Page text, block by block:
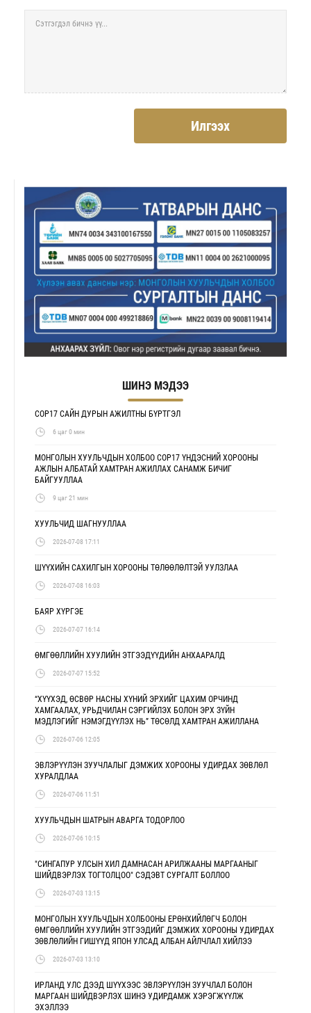
Илгээх
ШИНЭ МЭДЭЭ
COP17 САЙН ДУРЫН АЖИЛТНЫ БҮРТГЭЛ
6 цаг 0 мин
МОНГОЛЫН ХУУЛЬЧДЫН ХОЛБОО COP17 ҮНДЭСНИЙ ХОРООНЫ
АЖЛЫН АЛБАТАЙ ХАМТРАН АЖИЛЛАХ САНАМЖ БИЧИГ
БАЙГУУЛЛАА
9 цаг 21 мин
ХУУЛЬЧИД ШАГНУУЛЛАА
2026-07-08 17:11
ШҮҮХИЙН САХИЛГЫН ХОРООНЫ ТӨЛӨӨЛӨЛТЭЙ УУЛЗЛАА
2026-07-08 16:03
БАЯР ХҮРГЭЕ
2026-07-07 16:14
ӨМГӨӨЛЛИЙН ХУУЛИЙН ЭТГЭЭДҮҮДИЙН АНХААРАЛД
2026-07-07 15:52
“ХҮҮХЭД, ӨСВӨР НАСНЫ ХҮНИЙ ЭРХИЙГ ЦАХИМ ОРЧИНД
ХАМГААЛАХ, УРЬДЧИЛАН СЭРГИЙЛЭХ БОЛОН ЭРХ ЗҮЙН
МЭДЛЭГИЙГ НЭМЭГДҮҮЛЭХ НЬ” ТӨСӨЛД ХАМТРАН АЖИЛЛАНА
2026-07-06 12:05
ЭВЛЭРҮҮЛЭН ЗУУЧЛАЛЫГ ДЭМЖИХ ХОРООНЫ УДИРДАХ ЗӨВЛӨЛ
ХУРАЛДЛАА
2026-07-06 11:51
ХУУЛЬЧДЫН ШАТРЫН АВАРГА ТОДОРЛОО
2026-07-06 10:15
"СИНГАПУР УЛСЫН ХИЛ ДАМНАСАН АРИЛЖААНЫ МАРГААНЫГ
ШИЙДВЭРЛЭХ ТОГТОЛЦОО" СЭДЭВТ СУРГАЛТ БОЛЛОО
2026-07-03 13:15
МОНГОЛЫН ХУУЛЬЧДЫН ХОЛБООНЫ ЕРӨНХИЙЛӨГЧ БОЛОН
ӨМГӨӨЛЛИЙН ХУУЛИЙН ЭТГЭЭДИЙГ ДЭМЖИХ ХОРООНЫ УДИРДАХ
ЗӨВЛӨЛИЙН ГИШҮҮД ЯПОН УЛСАД АЛБАН АЙЛЧЛАЛ ХИЙЛЭЭ
2026-07-03 13:10
ИРЛАНД УЛС ДЭЭД ШҮҮХЭЭС ЭВЛЭРҮҮЛЭН ЗУУЧЛАЛ БОЛОН
МАРГААН ШИЙДВЭРЛЭХ ШИНЭ УДИРДАМЖ ХЭРЭГЖҮҮЛЖ
ЭХЭЛЛЭЭ